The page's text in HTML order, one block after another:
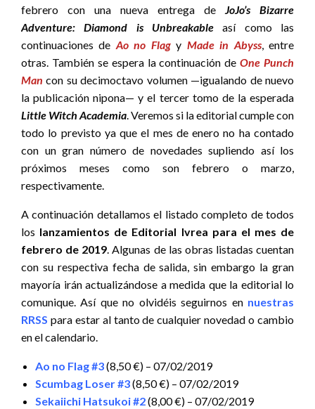
febrero con una nueva entrega de JoJo’s Bizarre
Adventure: Diamond is Unbreakable así como las
continuaciones de Ao no Flagy Made in Abyss, entre
otras. También se espera la continuación deOne Punch
Man con su decimoctavo volumen —igualando de nuevo
la publicación nipona— y el tercer tomo de la esperada
Little Witch Academia. Veremos si la editorial cumple con
todo lo previsto ya que el mes de enero no ha contado
con un gran número de novedades supliendo así los
próximos meses como son febrero o marzo,
respectivamente.
A continuación detallamos el listado completo de todos
los lanzamientos de Editorial Ivrea para el mes de
febrero de 2019. Algunas de las obras listadas cuentan
con su respectiva fecha de salida, sin embargo la gran
mayoría irán actualizándose a medida que la editorial lo
comunique. Así que no olvidéis seguirnos en nuestras
RRSS para estar al tanto de cualquier novedad o cambio
en el calendario.
Ao no Flag #3(8,50 €) – 07/02/2019
Scumbag Loser #3(8,50 €) – 07/02/2019
Sekaiichi Hatsukoi #2(8,00 €) – 07/02/2019